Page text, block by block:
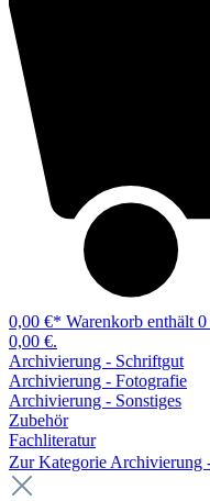
0,00 €* Warenkorb enthält
0,00 €.
Archivierung - Schriftgut
Archivierung - Fotografie
Archivierung - Sonstiges
Zubehör
Fachliteratur
Zur Kategorie Archivierung